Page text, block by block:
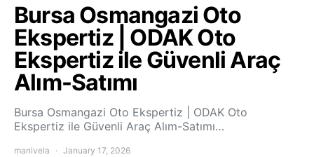
Bursa Osmangazi Oto
Ekspertiz | ODAK Oto
Ekspertiz ile Güvenli Araç
Alım-Satımı
Bursa Osmangazi Oto Ekspertiz | ODAK Oto
Ekspertiz ile Güvenli Araç Alım-Satımı…
manivela January 17, 2026